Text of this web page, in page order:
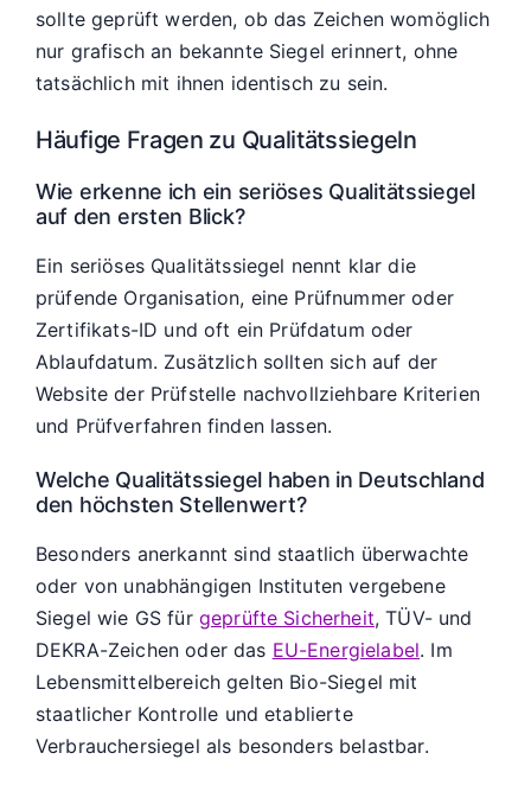
sollte geprüft werden, ob das Zeichen womöglich
nur grafisch an bekannte Siegel erinnert, ohne
tatsächlich mit ihnen identisch zu sein.
Häufige Fragen zu Qualitätssiegeln
Wie erkenne ich ein seriöses Qualitätssiegel
auf den ersten Blick?
Ein seriöses Qualitätssiegel nennt klar die
prüfende Organisation, eine Prüfnummer oder
Zertifikats-ID und oft ein Prüfdatum oder
Ablaufdatum. Zusätzlich sollten sich auf der
Website der Prüfstelle nachvollziehbare Kriterien
und Prüfverfahren finden lassen.
Welche Qualitätssiegel haben in Deutschland
den höchsten Stellenwert?
Besonders anerkannt sind staatlich überwachte
oder von unabhängigen Instituten vergebene
Siegel wie GS für geprüfte Sicherheit, TÜV- und
DEKRA-Zeichen oder das EU-Energielabel. Im
Lebensmittelbereich gelten Bio-Siegel mit
staatlicher Kontrolle und etablierte
Verbrauchersiegel als besonders belastbar.